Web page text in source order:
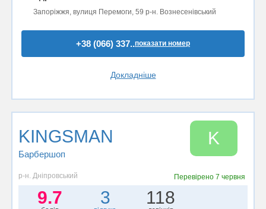
Запоріжжя, вулиця Перемоги, 59 р-н. Вознесенівський
+38 (066) 337..показати номер
Докладніше
KINGSMAN
Барбершоп
K
р-н. Дніпровський Перевірено 7 червня
9.7 3 118